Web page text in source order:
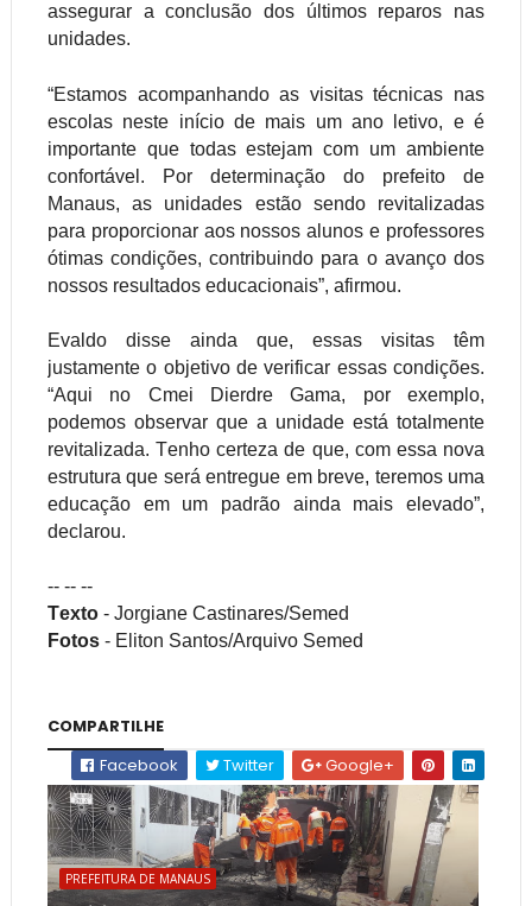
assegurar a conclusão dos últimos reparos nas
unidades.
“Estamos acompanhando as visitas técnicas nas
escolas neste início de mais um ano letivo, e é
importante que todas estejam com um ambiente
confortável. Por determinação do prefeito de
Manaus, as unidades estão sendo revitalizadas
para proporcionar aos nossos alunos e professores
ótimas condições, contribuindo para o avanço dos
nossos resultados educacionais”, afirmou.
Evaldo disse ainda que, essas visitas têm
justamente o objetivo de verificar essas condições.
“Aqui no Cmei Dierdre Gama, por exemplo,
podemos observar que a unidade está totalmente
revitalizada. Tenho certeza de que, com essa nova
estrutura que será entregue em breve, teremos uma
educação em um padrão ainda mais elevado”,
declarou.
-- -- --
Texto - Jorgiane Castinares/Semed
Fotos- Eliton Santos/Arquivo Semed
COMPARTILHE
Facebook
Twitter Google+
PREFEITURA DE MANAUS